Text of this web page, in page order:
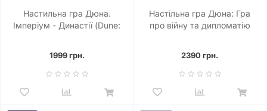
Настильна гра Дюна.
Імперіум - Династії (Dune:
1999 грн.
Настільна гра Дюна: Гра
про війну та дипломатію
2390 грн.